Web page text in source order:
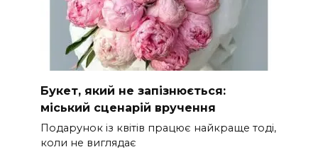
Букет, який не запізнюється:
міський сценарій вручення
Подарунок із квітів працює найкраще тоді,
коли не виглядає